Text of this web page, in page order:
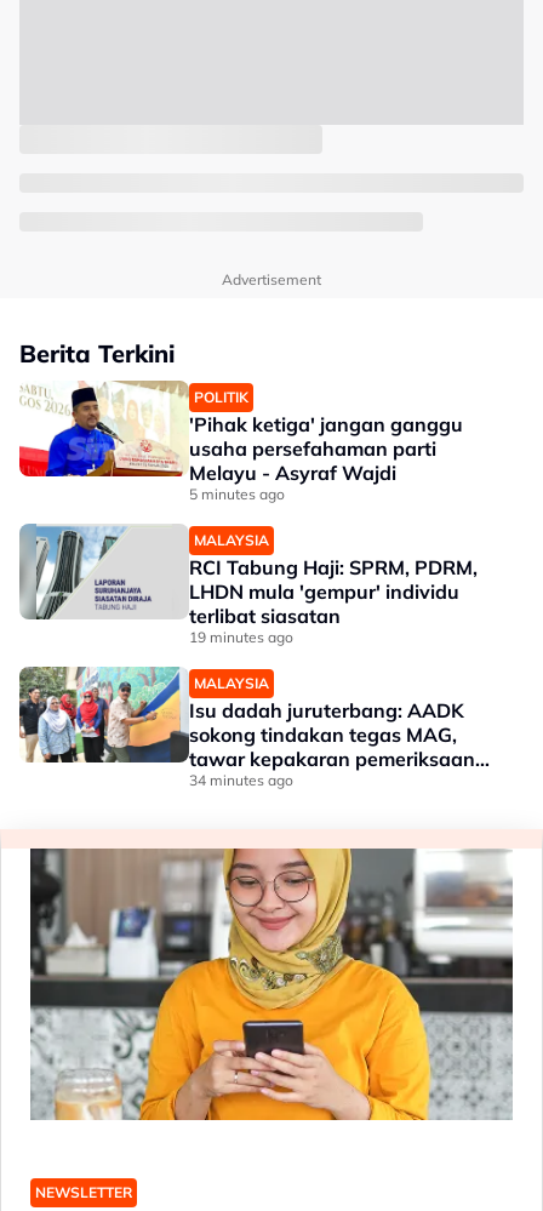
Advertisement
Berita Terkini
POLITIK
'Pihak ketiga' jangan ganggu
usaha persefahaman parti
Melayu - Asyraf Wajdi
5 minutes ago
MALAYSIA
RCI Tabung Haji: SPRM, PDRM,
LHDN mula 'gempur' individu
terlibat siasatan
19 minutes ago
MALAYSIA
Isu dadah juruterbang: AADK
sokong tindakan tegas MAG,
tawar kepakaran pemeriksaan
ketat
34 minutes ago
NEWSLETTER